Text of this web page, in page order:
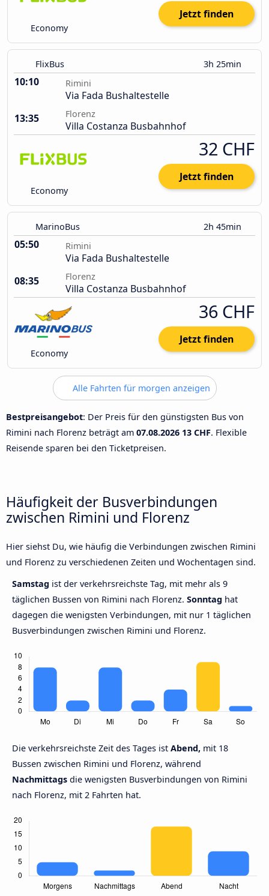
Economy
Jetzt finden
FlixBus 3h 25min
10:10 Rimini
Via Fada Bushaltestelle
13:35
Florenz
Villa Costanza Busbahnhof
Economy
32 CHF
Jetzt finden
MarinoBus 2h 45min
05:50 Rimini
Via Fada Bushaltestelle
08:35
Florenz
Villa Costanza Busbahnhof
Economy
36 CHF
Jetzt finden
Alle Fahrten für morgen anzeigen
Bestpreisangebot: Der Preis für den günstigsten Bus von
Rimini nach Florenz beträgt am 07.08.2026 13 CHF. Flexible
Reisende sparen bei den Ticketpreisen.
Häufigkeit der Busverbindungen
zwischen Rimini und Florenz
Hier siehst Du, wie häufig die Verbindungen zwischen Rimini
und Florenz zu verschiedenen Zeiten und Wochentagen sind.
Samstag ist der verkehrsreichste Tag, mit mehr als 9
täglichen Bussen von Rimini nach Florenz. Sonntag hat
dagegen die wenigsten Verbindungen, mit nur 1 täglichen
Busverbindungen zwischen Rimini und Florenz.
Die verkehrsreichste Zeit des Tages ist Abend, mit 18
Bussen zwischen Rimini und Florenz, während
Nachmittags die wenigsten Busverbindungen von Rimini
nach Florenz, mit 2 Fahrten hat.